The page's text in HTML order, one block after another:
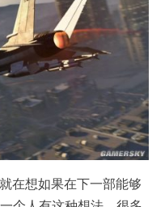
在想如果在下一部能够